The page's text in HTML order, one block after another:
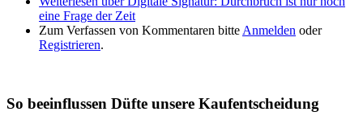
eine Frage der Zeit
Zum Verfassen von Kommentaren bitte Anmelden oder
Registrieren.
So beeinflussen Düfte unsere Kaufentscheidung